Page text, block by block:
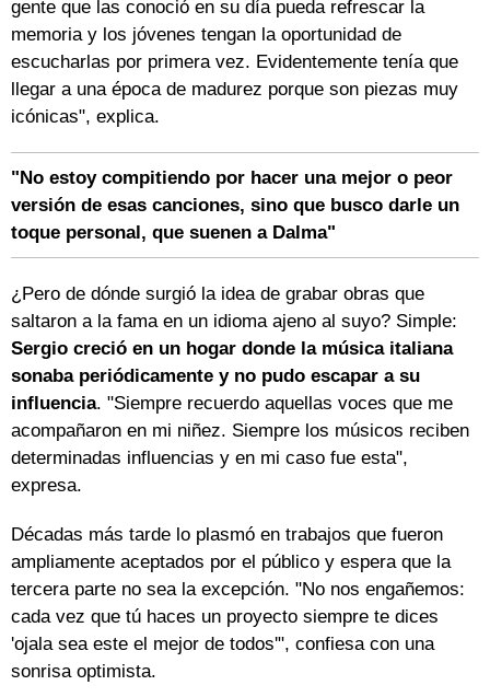
gente que las conoció en su día pueda refrescar la
memoria y los jóvenes tengan la oportunidad de
escucharlas por primera vez. Evidentemente tenía que
llegar a una época de madurez porque son piezas muy
icónicas", explica.
"No estoy compitiendo por hacer una mejor o peor
versión de esas canciones, sino que busco darle un
toque personal, que suenen a Dalma"
¿Pero de dónde surgió la idea de grabar obras que
saltaron a la fama en un idioma ajeno al suyo? Simple:
Sergio creció en un hogar donde la música italiana
sonaba periódicamente y no pudo escapar a su
influencia. "Siempre recuerdo aquellas voces que me
acompañaron en mi niñez. Siempre los músicos reciben
determinadas influencias y en mi caso fue esta",
expresa.
Décadas más tarde lo plasmó en trabajos que fueron
ampliamente aceptados por el público y espera que la
tercera parte no sea la excepción. "No nos engañemos:
cada vez que tú haces un proyecto siempre te dices
'ojala sea este el mejor de todos'", confiesa con una
sonrisa optimista.